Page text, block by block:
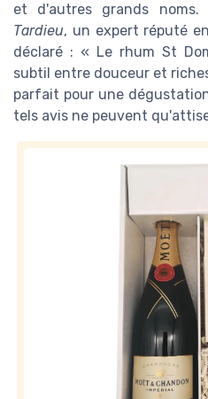
et d'autres grands noms.
Tardieu, un expert réputé
déclaré : « Le rhum St
subtil entre douceur et
parfait pour une
tels avis ne peuvent